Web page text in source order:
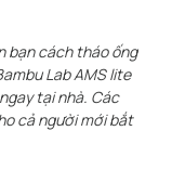
bạn cách tháo ống
Lab AMS lite
tại nhà. Các
cả người mới bắt